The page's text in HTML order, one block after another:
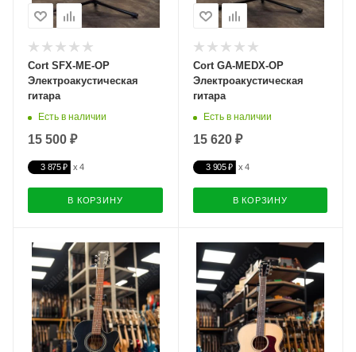
Cort SFX-ME-OP
Электроакустическая
гитара
Есть в наличии
15 500 ₽
3 875 ₽
В КОРЗИНУ
Cort GA-MEDX-OP
Электроакустическая
гитара
Есть в наличии
15 620 ₽
3 905 ₽
В КОРЗИНУ